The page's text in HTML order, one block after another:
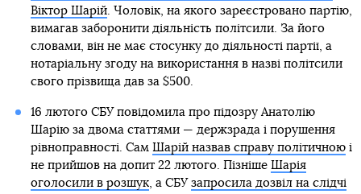
Віктор Шарій. Чоловік, на якого зареєстровано партію,
вимагав заборонити діяльність політсили. За його
словами, він не має стосунку до діяльності партії, а
нотаріальну згоду на використання в назві політсили
свого прізвища дав за $500.
16 лютого СБУ повідомила про підозру Анатолію
Шарію за двома статтями — держзрада і порушення
рівноправності. Сам Шарій назвав справу політичноюі
не прийшов на допит 22 лютого. Пізніше Шарія
оголосили в розшук, а СБУ запросила дозвіл на слідчі